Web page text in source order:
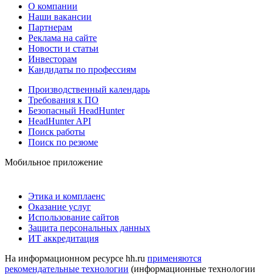
О компании
Наши вакансии
Партнерам
Реклама на сайте
Новости и статьи
Инвесторам
Кандидаты по профессиям
Производственный календарь
Требования к ПО
Безопасный HeadHunter
HeadHunter API
Поиск работы
Поиск по резюме
Мобильное приложение
Этика и комплаенс
Оказание услуг
Использование сайтов
Защита персональных данных
ИТ аккредитация
На информационном ресурсе hh.ru применяются
рекомендательные технологии (информационные технологии